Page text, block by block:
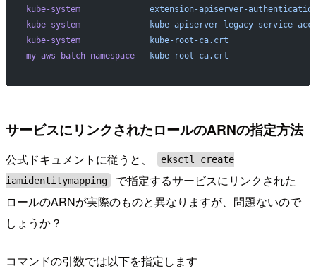
kube-system
extension-apiserver-
kube-system
kube-apiserver-legacy-service-
kube-system
              kube-root-ca.crt
my-aws-batch-namespace
   kube-root-ca.crt
サービスにリンクされたロールのARNの指定方法
公式ドキュメントに従うと、
eksctl create
iamidentitymapping
で指定するサービスにリンクされた
ロールのARNが実際のものと異なりますが、問題ないので
しょうか？
コマンドの引数では以下を指定します